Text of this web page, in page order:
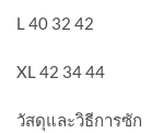
L 40 32 42
XL 42 34 44
วัสดุและวิธีการซัก